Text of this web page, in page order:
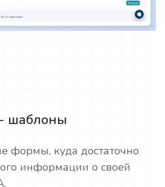
шаблоны
формы, куда достаточно
информации о своей